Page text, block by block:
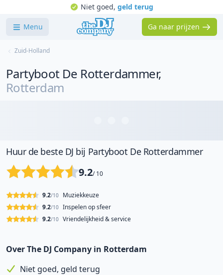
Niet goed, geld terug
Menu Ga naar prijzen
Zuid-Holland
Partyboot De Rotterdammer,
Rotterdam
Huur de beste DJ bij Partyboot De Rotterdammer
9.2/ 10
Muziekkeuze
9.2/10
Inspelen op sfeer
9.2/10
Vriendelijkheid & service
9.2/10
Over The DJ Company in Rotterdam
Niet goed, geld terug